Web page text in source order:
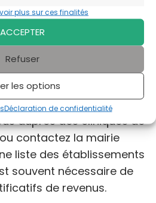
plus sur ces finalités
ACCEPTER
Refuser
les options
Déclaration de confidentialité
à Toulon pour
à moindre coût.
solidaires:
vétérinaires à Toulon
tarifs réduits pour les
de précarité.
auprès des cliniques de
contactez la mairie
liste des établissements
souvent nécessaire de
de revenus.